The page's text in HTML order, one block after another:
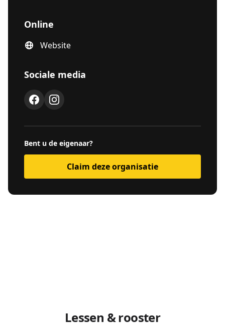
Online
Website
Sociale media
Bent u de eigenaar?
Claim deze organisatie
Lessen & rooster